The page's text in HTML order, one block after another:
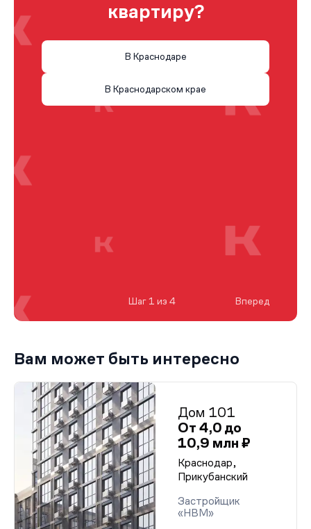
квартиру?
В Краснодаре
В Краснодарском крае
Шаг 1 из 4 Вперед
Вам может быть интересно
Дом 101
От 4,0 до
10,9 млн ₽
Краснодар,
Прикубанский
Застройщик
«НВМ»